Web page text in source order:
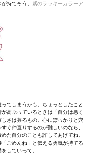
持てそう。 紫のラッキーカラーア
てしまうかも。ちょっとしたこと
高ぶっているときは「自分は悪く
さは募るもの。心にぽっかりと穴
ぐ仲直りするのが難しいのなら、
た自分のことも許してあげてね。
ごめんね」と伝える勇気が持てる
していって。